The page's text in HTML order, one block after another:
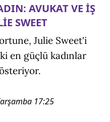
AVUKAT VE İŞ
SWEET
Julie Sweet'i
en güçlü kadınlar
17:25